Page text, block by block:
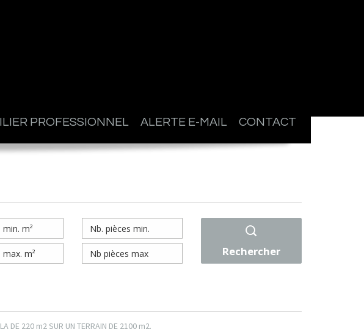
PROFESSIONNEL ALERTE E-MAIL CONTACT
Rechercher
DE 220 m2 SUR UN TERRAIN DE 2100 m2.